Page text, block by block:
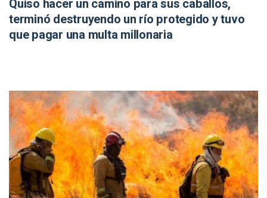
Quiso hacer un camino para sus caballos,
terminó destruyendo un río protegido y tuvo
que pagar una multa millonaria